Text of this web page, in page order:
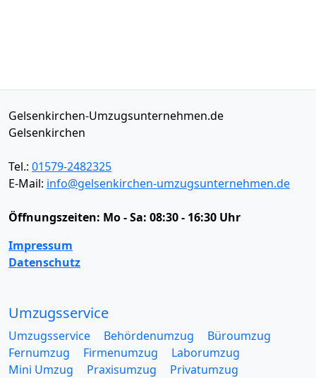
Gelsenkirchen-Umzugsunternehmen.de
Gelsenkirchen
Tel.: 01579-2482325
E-Mail: info@gelsenkirchen-umzugsunternehmen.de
Öffnungszeiten: Mo - Sa: 08:30 - 16:30 Uhr
Impressum
Datenschutz
Umzugsservice
Umzugsservice Behördenumzug
Büroumzug
Fernumzug
Firmenumzug
Laborumzug
Mini Umzug
Praxisumzug
Privatumzug